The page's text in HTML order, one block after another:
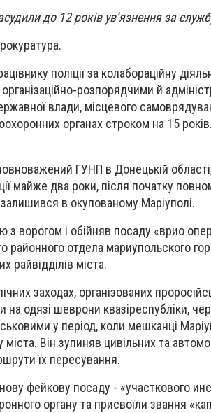
до 12 років ув’язнення за
поліції за колабораційну
розпорядчими й
влади, місцевого
органах строком на 15 років.
ГУНП в Донецькій
майже два роки, після початку
в окупованому Маріуполі.
з ворогом і обійняв посаду «врио
районного отдела мариупольского
райвідділів міста.
заходах, організованих
одязі шеврони квазіреспубліки,
у період, коли мешканці
Він зупиняв цивільних та
їх пересування.
фейкову посаду - «участкового
органу та присвоїли звання